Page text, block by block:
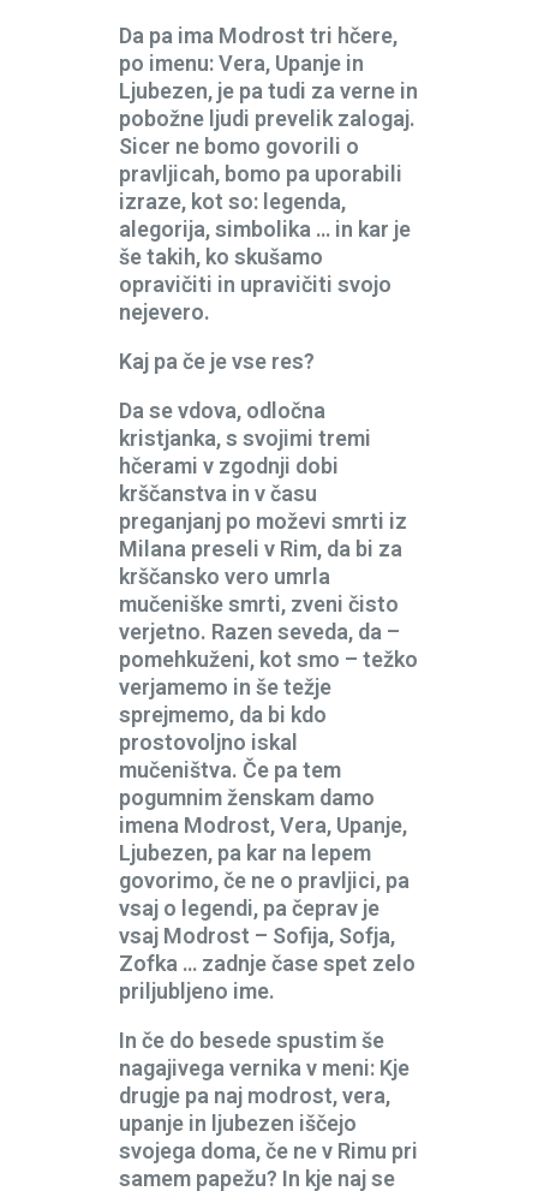
Da pa ima Modrost tri hčere,
po imenu: Vera, Upanje in
Ljubezen, je pa tudi za verne in
pobožne ljudi prevelik zalogaj.
Sicer ne bomo govorili o
pravljicah, bomo pa uporabili
izraze, kot so: legenda,
alegorija, simbolika … in kar je
še takih, ko skušamo
opravičiti in upravičiti svojo
nejevero.
Kaj pa če je vse res?
Da se vdova, odločna
kristjanka, s svojimi tremi
hčerami v zgodnji dobi
krščanstva in v času
preganjanj po moževi smrti iz
Milana preseli v Rim, da bi za
krščansko vero umrla
mučeniške smrti, zveni čisto
verjetno. Razen seveda, da –
pomehkuženi, kot smo – težko
verjamemo in še težje
sprejmemo, da bi kdo
prostovoljno iskal
mučeništva. Če pa tem
pogumnim ženskam damo
imena Modrost, Vera, Upanje,
Ljubezen, pa kar na lepem
govorimo, če ne o pravljici, pa
vsaj o legendi, pa čeprav je
vsaj Modrost – Sofija, Sofja,
Zofka … zadnje čase spet zelo
priljubljeno ime.
In če do besede spustim še
nagajivega vernika v meni: Kje
drugje pa naj modrost, vera,
upanje in ljubezen iščejo
svojega doma, če ne v Rimu pri
samem papežu? In kje naj se